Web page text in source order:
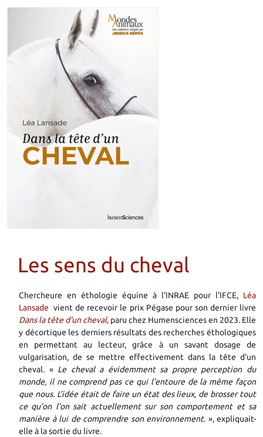
Les sens du cheval
Chercheure en éthologie équine à l'INRAE pour l'IFCE, Léa
Lansade vient de recevoir le prix Pégase pour son dernier livre
Dans la tête d'un cheval, paru chez Humensciences en 2023. Elle
y décortique les derniers résultats des recherches éthologiques
en permettant au lecteur, grâce à un savant dosage de
vulgarisation, de se mettre effectivement dans la tête d'un
cheval. « Le cheval a évidemment sa propre perception du
monde, il ne comprend pas ce qui l’entoure de la même façon
que nous. L’idée était de faire un état des lieux, de brosser tout
ce qu’on l’on sait actuellement sur son comportement et sa
manière à lui de comprendre son environnement. », expliquait-
elle à la sortie du livre.